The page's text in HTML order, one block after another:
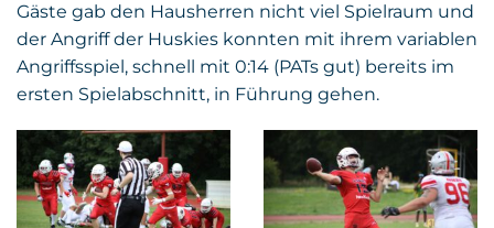
Gäste gab den Hausherren nicht viel Spielraum und
der Angriff der Huskies konnten mit ihrem variablen
Angriffsspiel, schnell mit 0:14 (PATs gut) bereits im
ersten Spielabschnitt, in Führung gehen.